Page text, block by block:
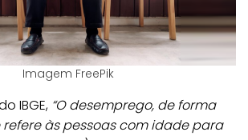
Imagem FreePik
IBGE, “O desemprego, de forma
às pessoas com idade para